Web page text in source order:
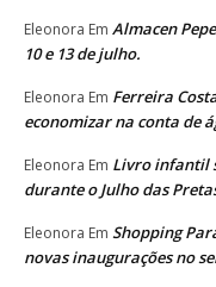
Eleonora Em Almacen
10 e 13 de julho.
Eleonora Em Ferreira
economizar na conta de
Eleonora Em Livro infantil
durante o Julho das
Eleonora Em Shopping
novas inaugurações no